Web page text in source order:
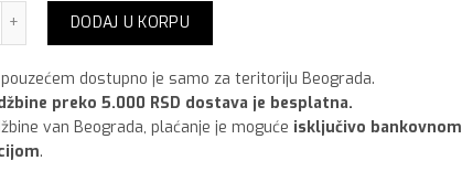
Ultradis, 10 lit količina
DODAJ U KORPU
dostupno je samo za teritoriju Beograda.
preko 5.000 RSD dostava je besplatna.
van Beograda, plaćanje je moguće isključivo bankovnom
.